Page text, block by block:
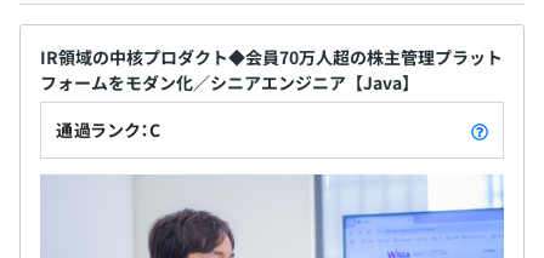
Docker
通勤手当：月額上限金額5万円
∟入社1年間は上下なし、最初の査定は入社1年経過後の2
月 or 8月のいずれか近い方で実施されます。
IR領域の中核プロダクト◆会員70万人超の株主管理プラット
フォームをモダン化／シニアエンジニア【Java】
通過ランク：C